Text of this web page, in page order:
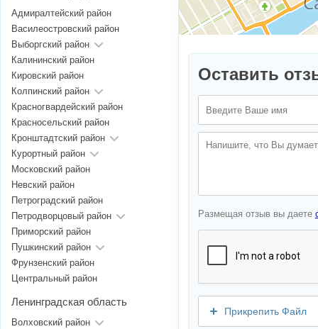
Оставить
Размещая отзыв вы даете
Прикрепить Файл
Адмиралтейский район
Василеостровский район
Выборгский район
Калининский район
Кировский район
Колпинский район
Красногвардейский район
Красносельский район
Кронштадтский район
Курортный район
Московский район
Невский район
Петроградский район
Петродворцовый район
Приморский район
Пушкинский район
Фрунзенский район
Центральный район
Ленинградская область
Волховский район